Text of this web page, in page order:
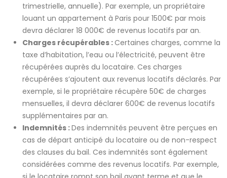
trimestrielle, annuelle). Par exemple, un propriétaire
louant un appartement à Paris pour 1500€ par mois
devra déclarer 18 000€ de revenus locatifs par an.
Charges récupérables :Certaines charges, comme la
taxe d’habitation, l’eau ou l’électricité, peuvent être
récupérées auprès du locataire. Ces charges
récupérées s’ajoutent aux revenus locatifs déclarés. Par
exemple, si le propriétaire récupère 50€ de charges
mensuelles, il devra déclarer 600€ de revenus locatifs
supplémentaires par an.
Indemnités :Des indemnités peuvent être perçues en
cas de départ anticipé du locataire ou de non-respect
des clauses du bail. Ces indemnités sont également
considérées comme des revenus locatifs. Par exemple,